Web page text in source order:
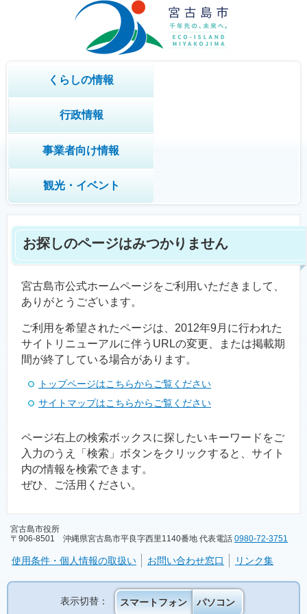
くらしの情報
行政情報
事業者向け情報
観光・イベント
お探しのページはみつかりません
宮古島市公式ホームページをご利用いただきまして、
ありがとうございます。
ご利用を希望されたページは、2012年9月に行われた
サイトリニューアルに伴うURLの変更、または掲載期
間が終了している場合があります。
トップページはこちらからご覧ください
サイトマップはこちらからご覧ください
ページ右上の検索ボックスに探したいキーワードをご
入力のうえ「検索」ボタンをクリックすると、サイト
内の情報を検索できます。
ぜひ、ご活用ください。
宮古島市役所
〒906-8501 沖縄県宮古島市平良字西里1140番地 代表電話 0980-72-3751
使用条件・個人情報の取扱い お問い合わせ窓口 リンク集
表示切替： スマートフォン パソコン